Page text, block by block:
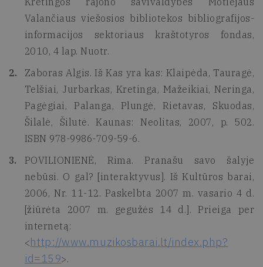
Valančiaus viešosios bibliotekos bibliografijos-
informacijos sektoriaus kraštotyros fondas,
2010, 4 lap. Nuotr.
Zaboras Algis. Iš Kas yra kas: Klaipėda, Tauragė,
Telšiai, Jurbarkas, Kretinga, Mažeikiai, Neringa,
Pagėgiai, Palanga, Plungė, Rietavas, Skuodas,
Šilalė, Šilutė. Kaunas: Neolitas, 2007, p. 502.
ISBN 978-9986-709-59-6.
POVILIONIENĖ, Rima. Pranašu savo šalyje
nebūsi. O gal? [interaktyvus]. Iš Kultūros barai,
2006, Nr. 11-12. Paskelbta 2007 m. vasario 4 d.
[žiūrėta 2007 m. gegužės 14 d.]. Prieiga per
internetą:
<http://www.muzikosbarai.lt/index.php?
id=159>.